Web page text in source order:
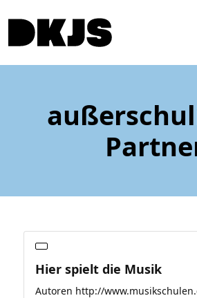
Hier spielt die Musik
Autoren http://